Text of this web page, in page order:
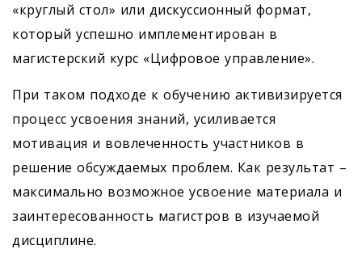
«круглый стол» или дискуссионный формат,
который успешно имплементирован в
магистерский курс «Цифровое управление».
При таком подходе к обучению активизируется
процесс усвоения знаний, усиливается
мотивация и вовлеченность участников в
решение обсуждаемых проблем. Как результат –
максимально возможное усвоение материала и
заинтересованность магистров в изучаемой
дисциплине.